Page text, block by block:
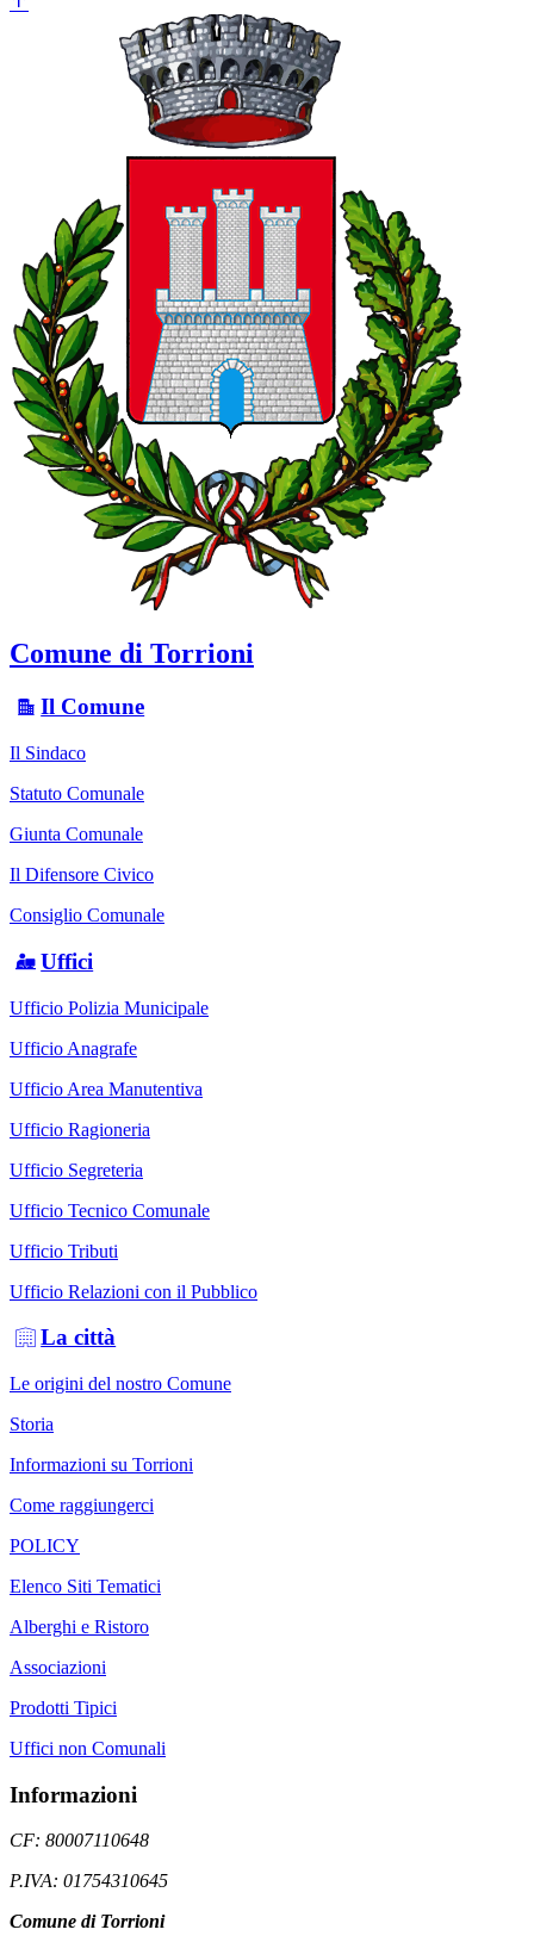
Comune di Torrioni
Il Comune
Il Sindaco
Statuto Comunale
Giunta Comunale
Il Difensore Civico
Consiglio Comunale
Uffici
Ufficio Polizia Municipale
Ufficio Anagrafe
Ufficio Area Manutentiva
Ufficio Ragioneria
Ufficio Segreteria
Ufficio Tecnico Comunale
Ufficio Tributi
Ufficio Relazioni con il Pubblico
La città
Le origini del nostro Comune
Storia
Informazioni su Torrioni
Come raggiungerci
POLICY
Elenco Siti Tematici
Alberghi e Ristoro
Associazioni
Prodotti Tipici
Uffici non Comunali
Informazioni
CF: 80007110648
P.IVA: 01754310645
Comune di Torrioni